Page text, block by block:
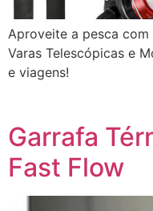
Aproveite a pesca
Varas Telescópicas e
e viagens!
Garrafa
Fast Flow